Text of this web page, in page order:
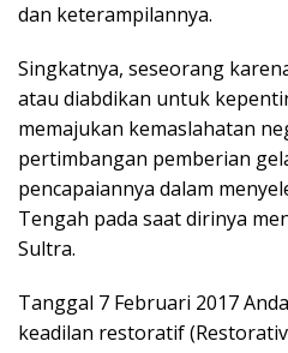
dan keterampilannya.
Singkatnya, seseorang
atau diabdikan untuk
memajukan kemaslahatan
pertimbangan pemberian
pencapaiannya dalam
Tengah pada saat dirinya
Sultra.
Tanggal 7 Februari 2017
keadilan restoratif